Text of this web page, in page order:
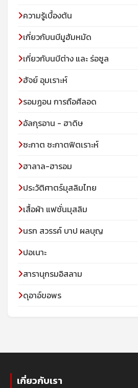
ความรู้เบื้องต้น
เกี่ยวกับนบีมูฮัมหมัด
เกี่ยวกับนบีต่าง และ ร่อซูล
ฮัจย์ อุมเราะห์
รอมฏอน การถือศีลอด
อัลกุรอาน - ฮาดิษ
ซะกาต ซะกาตฟิตเราะห์
ฮาลาล-ฮารอม
ประวัติศาตร์มุสลิมไทย
เสื้อผ้า แฟชั่นมุสลิม
นรก สวรรค์ บาป ผลบุญ
ปอเนาะ
สารานุกรมอิสลาม
ดุอาอ์ขอพร
เกี่ยวกับเรา